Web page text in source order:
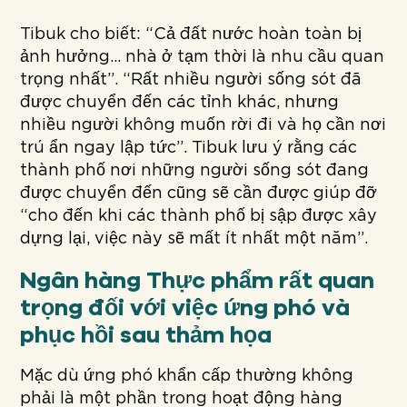
Tibuk cho biết: “Cả đất nước hoàn toàn bị
ảnh hưởng… nhà ở tạm thời là nhu cầu quan
trọng nhất”. “Rất nhiều người sống sót đã
được chuyển đến các tỉnh khác, nhưng
nhiều người không muốn rời đi và họ cần nơi
trú ẩn ngay lập tức”. Tibuk lưu ý rằng các
thành phố nơi những người sống sót đang
được chuyển đến cũng sẽ cần được giúp đỡ
“cho đến khi các thành phố bị sập được xây
dựng lại, việc này sẽ mất ít nhất một năm”.
Ngân hàng Thực phẩm rất quan
trọng đối với việc ứng phó và
phục hồi sau thảm họa
Mặc dù ứng phó khẩn cấp thường không
phải là một phần trong hoạt động hàng